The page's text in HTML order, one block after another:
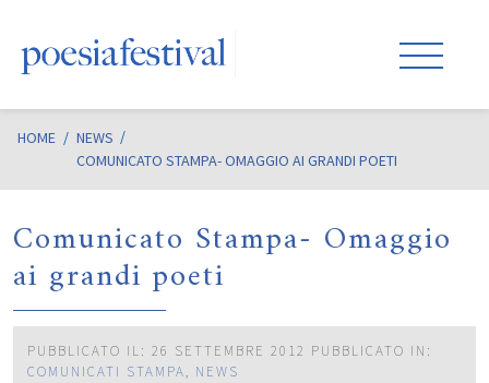
HOME / NEWS
COMUNICATO STAMPA- OMAGGIO AI GRANDI POETI
Comunicato Stampa- Omaggio
ai grandi poeti
PUBBLICATO IL: 26 SETTEMBRE 2012 PUBBLICATO IN:
COMUNICATI STAMPA, NEWS